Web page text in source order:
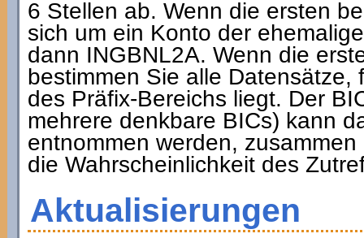
6 Stellen ab. Wenn die ersten
sich um ein Konto der
dann INGBNL2A. Wenn die
bestimmen Sie alle
des Präfix-Bereichs liegt. Der
mehrere denkbare BICs) kann
entnommen werden,
die Wahrscheinlichkeit des
Aktualisierungen